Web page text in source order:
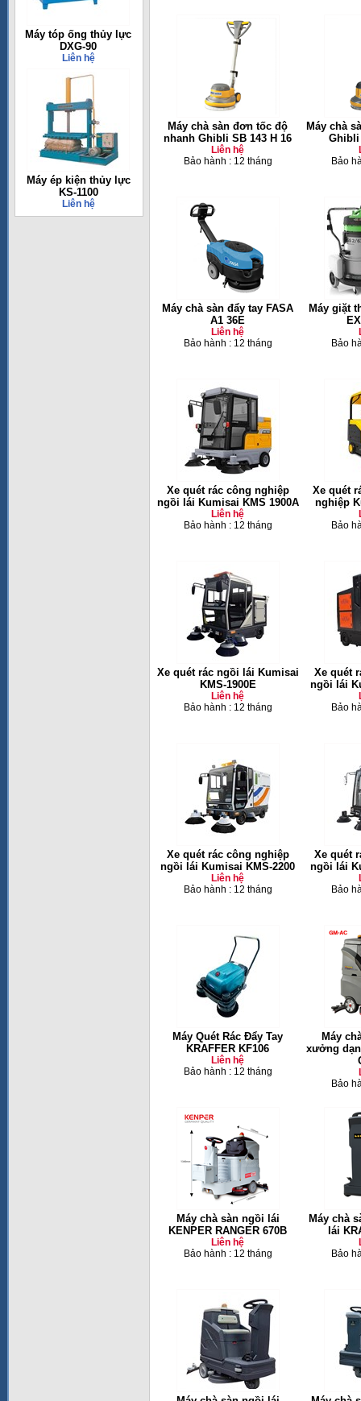
Máy tóp ống thủy lực
DXG-90
Liên hệ
Máy ép kiện thủy lực
KS-1100
Liên hệ
Máy chà sàn đơn tốc độ
nhanh Ghibli SB 143 H 16
Liên hệ
Bảo hành : 12 tháng
Máy chà
Ghibli
Bảo
Máy chà sàn đẩy tay FASA
A1 36E
Liên hệ
Bảo hành : 12 tháng
Máy giặt
Bảo
Xe quét rác công nghiệp
ngồi lái Kumisai KMS 1900A
Liên hệ
Bảo hành : 12 tháng
Xe quét
nghiệp
Bảo
Xe quét rác ngồi lái Kumisai
KMS-1900E
Liên hệ
Bảo hành : 12 tháng
Xe quét
ngồi lái
Bảo
Xe quét rác công nghiệp
ngồi lái Kumisai KMS-2200
Liên hệ
Bảo hành : 12 tháng
Xe quét
ngồi lái
Bảo
Máy Quét Rác Đẩy Tay
KRAFFER KF106
Liên hệ
Bảo hành : 12 tháng
Máy
xưởng
Bảo
Máy chà sàn ngồi lái
KENPER RANGER 670B
Liên hệ
Bảo hành : 12 tháng
Máy chà
lái
Bảo